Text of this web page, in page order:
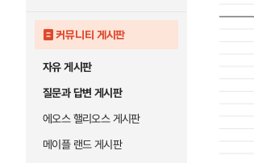
커뮤니티 게시판
자유 게시판
질문과 답변 게시판
에오스 핼리오스 게시판
메이플 랜드 게시판